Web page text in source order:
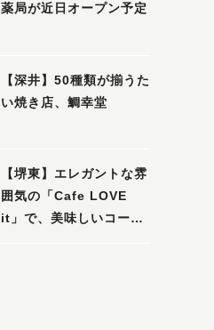
薬局が近日オープン予定
【深井】50種類が揃うた
い焼き店、鯛幸堂
【堺東】エレガントな雰
囲気の「Cafe LOVE
it」で、美味しいコーヒ